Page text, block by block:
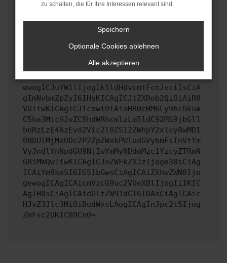
Wende dich an den Webseitenbetreiber.
Wenn du alle oben genannten Schritte versucht hast,
kontaktiere uns bitte. Wir werden versuchen, das
Problem zu beheben. Du kannst uns diesen Text
schicken, um uns bei der Fehlersuche zu
ewogICJuYW1lIjogIk5ldHdvcmtFcnJvciIsCiA
gImNvbmZpZyI6IHsKICAgICJtZXRob2QiOiAiR0
VUIiwKICAgICJ1cmwiOiAiaHR0cHM6Ly9hcGkue
C5ha3MtcHJvZC5hdWRhcmlzLm5ldC92MS9jbGll
bnRzLzE4NzEvd2Vic2l0ZS12ZWhpY2xlcy8wMDI
0NDUlMjMxODc2P2ZpZWxkPWludGVybmFsTnVtYm
VyJndlYnNpdGU9NjIwYmMyNDdmMzc1YzcyZTRmN
GRiMWQwIiwKICAgICJoZWFkZXJzIjoge30sCiAg
ICAiYm9keSI6IG51bGwsCiAgICAiZXhwZWN0Ijo
gewogICAgICAicmVzcG9uc2VUeXBlIjogIiIKIC
AgIH0sCiAgICAidGltZW91dCI6IDAsCiAgICAic
HJvZ3Jlc3MiOiBudWxsLAogICAgInJpc2t5Ijog
ZmFsc2UKICB9Cn0=
zu schalten, die für Ihre Interessen relevant sind.
Speichern
Optionale Cookies ablehnen
Alle akzeptieren